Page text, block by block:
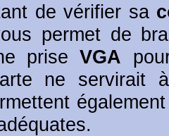
de vérifier sa
permet de
priseVGA
ne servirait